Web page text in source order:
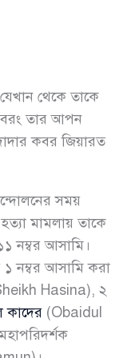
যেখান থেকে তাকে
বরং তার আপন
কবর জিয়ারত
সময়
হত্যা মামলায় তাকে
নম্বর আসামি।
নম্বর আসামি করা
Hasina), ২
কাদের (Obaidul